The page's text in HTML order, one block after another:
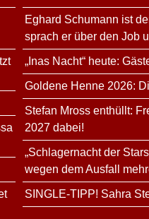
Eghard Schumann ist
sprach er über den Job
„Inas Nacht“ heute:
Goldene Henne 2026:
Stefan Mross enthüllt:
2027 dabei!
„Schlagernacht der
wegen dem Ausfall
SINGLE-TIPP! Sahra